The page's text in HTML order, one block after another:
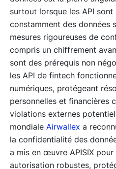
surtout lorsque les API
constamment des données
mesures rigoureuses de
compris un chiffrement
sont des prérequis non
les API de fintech
numériques, protégeant
personnelles et financières
violations externes
mondiale Airwallex a
la confidentialité des
a mis en œuvre APISIX pour
autorisation robustes,